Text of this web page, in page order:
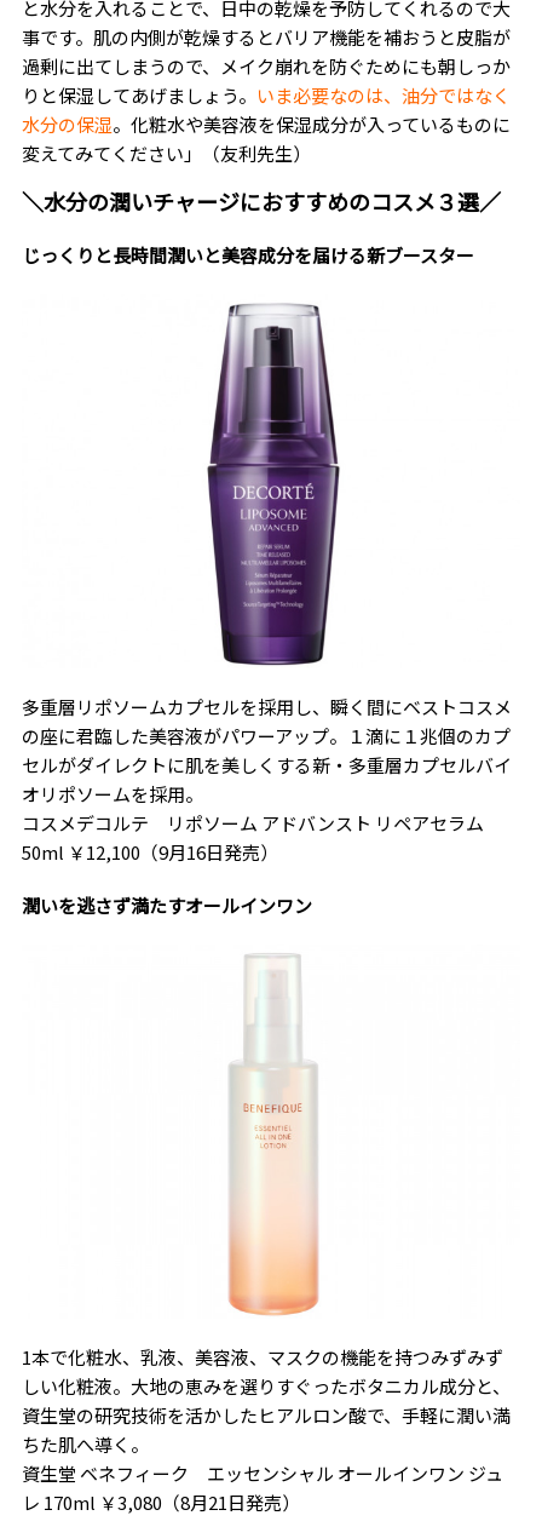
と水分を入れることで、日中の乾燥を予防してくれるので大
事です。肌の内側が乾燥するとバリア機能を補おうと皮脂が
過剰に出てしまうので、メイク崩れを防ぐためにも朝しっか
りと保湿してあげましょう。 いま必要なのは、油分ではなく
水分の保湿。化粧水や美容液を保湿成分が入っているものに
変えてみてください」（友利先生）
＼水分の潤いチャージにおすすめのコスメ３選／
じっくりと長時間潤いと美容成分を届ける新ブースター
多重層リポソームカプセルを採用し、瞬く間にベストコスメ
の座に君臨した美容液がパワーアップ。１滴に１兆個のカプ
セルがダイレクトに肌を美しくする新・多重層カプセルバイ
オリポソームを採用。
コスメデコルテ リポソーム アドバンスト リペアセラム
50ml ￥12,100 （9月16日発売）
潤いを逃さず満たすオールインワン
1本で化粧水、乳液、美容液、マスクの機能を持つみずみず
しい化粧液。大地の恵みを選りすぐったボタニカル成分と、
資生堂の研究技術を活かしたヒアルロン酸で、手軽に潤い満
ちた肌へ導く。
資生堂 ベネフィーク エッセンシャル オールインワン ジュ
レ 170ml ￥3,080（8月21日発売）